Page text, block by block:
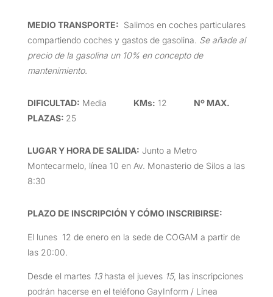
MEDIO TRANSPORTE: Salimos en coches particulares
compartiendo coches y gastos de gasolina. Se añade al
precio de la gasolina un 10% en concepto de
mantenimiento.
DIFICULTAD: Media KMs: 12 Nº MAX.
PLAZAS: 25
LUGAR Y HORA DE SALIDA: Junto a Metro
Montecarmelo, línea 10 en Av. Monasterio de Silos a las
8:30
PLAZO DE INSCRIPCIÓN Y CÓMO INSCRIBIRSE:
El lunes 12 de enero en la sede de COGAM a partir de
las 20:00.
Desde el martes 13hasta el jueves15, las inscripciones
podrán hacerse en el teléfono GayInform / Línea